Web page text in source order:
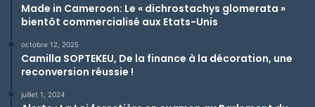
Made in Cameroon: Le « dichrostachys glomerata »
bientôt commercialisé aux Etats-Unis
octobre 12, 2025
Camilla SOPTEKEU, De la finance à la décoration, une
reconversion réussie !
juillet 1, 2024